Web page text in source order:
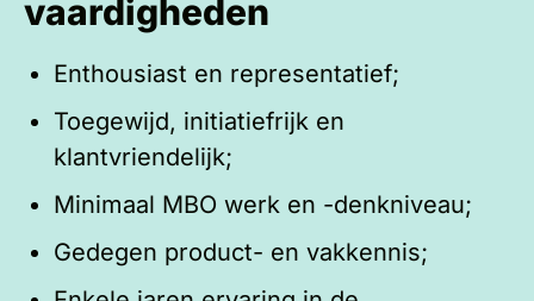
vaardigheden
Enthousiast en representatief;
Toegewijd, initiatiefrijk en
klantvriendelijk;
Minimaal MBO werk en -denkniveau;
Gedegen product- en vakkennis;